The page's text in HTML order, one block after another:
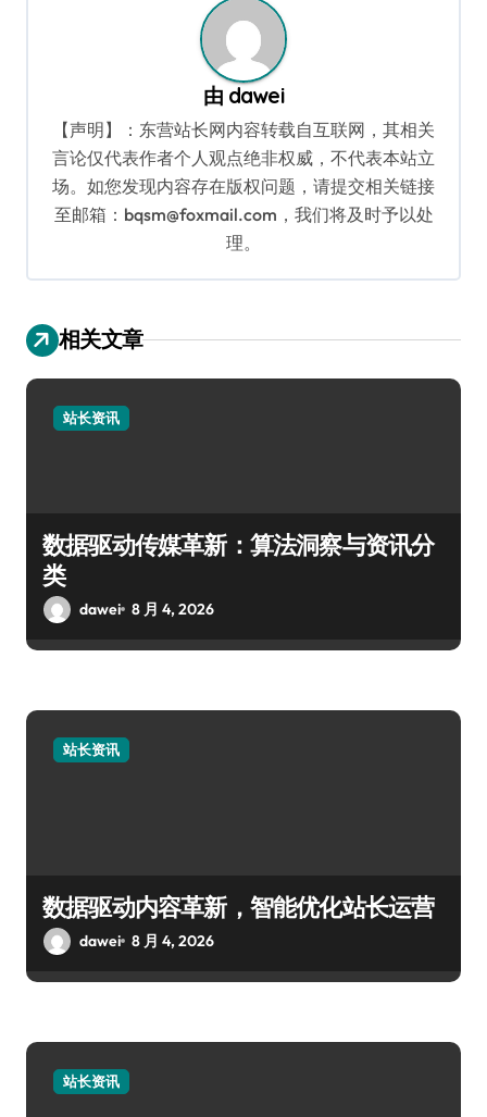
由 dawei
【声明】：东营站长网内容转载自互联网，其相关
言论仅代表作者个人观点绝非权威，不代表本站立
场。如您发现内容存在版权问题，请提交相关链接
至邮箱：bqsm@foxmail.com，我们将及时予以处
理。
相关文章
站长资讯
数据驱动传媒革新：算法洞察与资讯分
类
dawei 8 月 4, 2026
站长资讯
数据驱动内容革新，智能优化站长运营
dawei 8 月 4, 2026
站长资讯